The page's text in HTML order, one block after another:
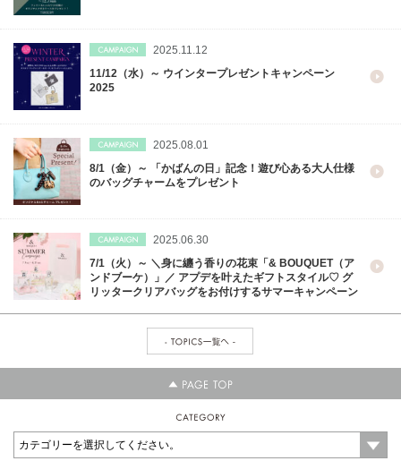
2025.11.12
11/12（水）～ ウインタープレゼントキャンペーン
2025
2025.08.01
8/1（金）～ 「かばんの日」記念！遊び心ある大人仕様
のバッグチャームをプレゼント
2025.06.30
7/1（火）～ ＼身に纏う香りの花束「& BOUQUET（ア
ンドブーケ）」／ アプデを叶えたギフトスタイル♡ グ
リッタークリアバッグをお付けするサマーキャンペーン